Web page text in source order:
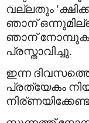
വല്ലതും ‘
ഞാന്
ഞാന്
പ്രസ്താവിച്ചു.
ഇന്ന
പ്രത്യേകം
നിര്